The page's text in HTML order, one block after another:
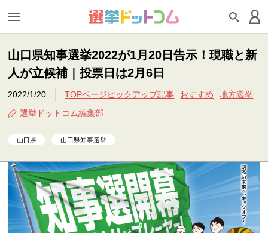
山口県知事選挙2022が1月20日告示！現職と新
人が立候補｜投票日は2月6日
2022/1/20 TOPページピックアップ記事 おすすめ
地方選挙
選挙ドットコム編集部
山口県 山口県知事選挙